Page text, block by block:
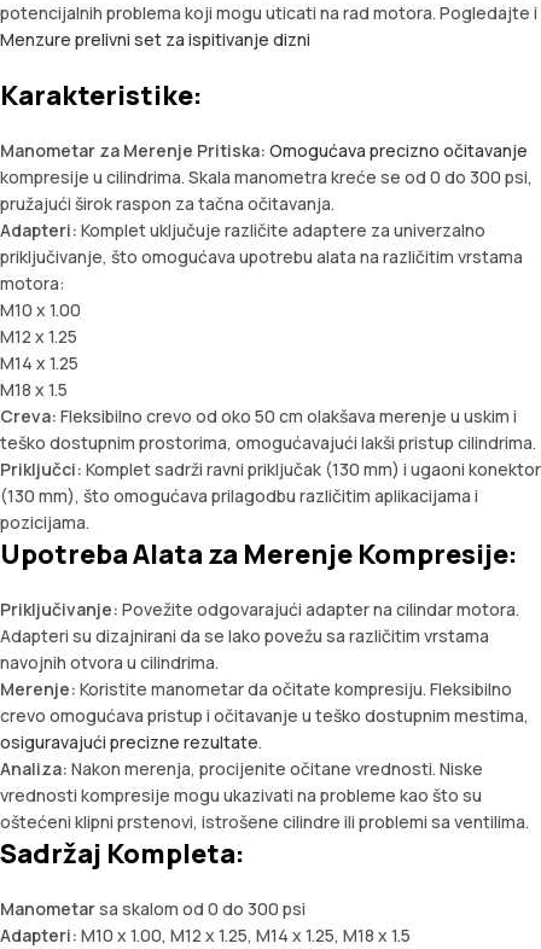
potencijalnih problema koji mogu uticati na rad motora. Pogledajte i
Menzure prelivni set za ispitivanje dizni
Karakteristike:
Manometar za Merenje Pritiska: Omogućava precizno očitavanje
kompresije u cilindrima. Skala manometra kreće se od 0 do 300 psi,
pružajući širok raspon za tačna očitavanja.
Adapteri: Komplet uključuje različite adaptere za univerzalno
priključivanje, što omogućava upotrebu alata na različitim vrstama
motora:
М10 x 1.00
М12 x 1.25
М14 x 1.25
М18 x 1.5
Creva: Fleksibilno crevo od oko 50 cm olakšava merenje u uskim i
teško dostupnim prostorima, omogućavajući lakši pristup cilindrima.
Priključci: Komplet sadrži ravni priključak (130 mm) i ugaoni konektor
(130 mm), što omogućava prilagodbu različitim aplikacijama i
pozicijama.
Upotreba Alata za Merenje Kompresije:
Priključivanje: Povežite odgovarajući adapter na cilindar motora.
Adapteri su dizajnirani da se lako povežu sa različitim vrstama
navojnih otvora u cilindrima.
Merenje: Koristite manometar da očitate kompresiju. Fleksibilno
crevo omogućava pristup i očitavanje u teško dostupnim mestima,
osiguravajući precizne rezultate.
Analiza: Nakon merenja, procijenite očitane vrednosti. Niske
vrednosti kompresije mogu ukazivati na probleme kao što su
oštećeni klipni prstenovi, istrošene cilindre ili problemi sa ventilima.
Sadržaj Kompleta:
Manometarsa skalom od 0 do 300 psi
Adapteri: М10 x 1.00, М12 x 1.25, М14 x 1.25, М18 x 1.5